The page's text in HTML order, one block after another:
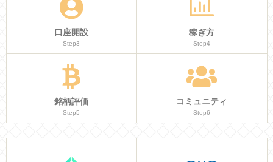
口座開設
-Step3-
稼ぎ方
-Step4-
銘柄評価
-Step5-
コミュニティ
-Step6-